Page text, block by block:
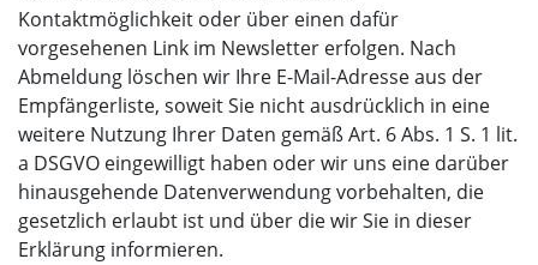
Kontaktmöglichkeit oder über einen dafür
vorgesehenen Link im Newsletter erfolgen. Nach
Abmeldung löschen wir Ihre E-Mail-Adresse aus der
Empfängerliste, soweit Sie nicht ausdrücklich in eine
weitere Nutzung Ihrer Daten gemäß Art. 6 Abs. 1 S. 1 lit.
a DSGVO eingewilligt haben oder wir uns eine darüber
hinausgehende Datenverwendung vorbehalten, die
gesetzlich erlaubt ist und über die wir Sie in dieser
Erklärung informieren.